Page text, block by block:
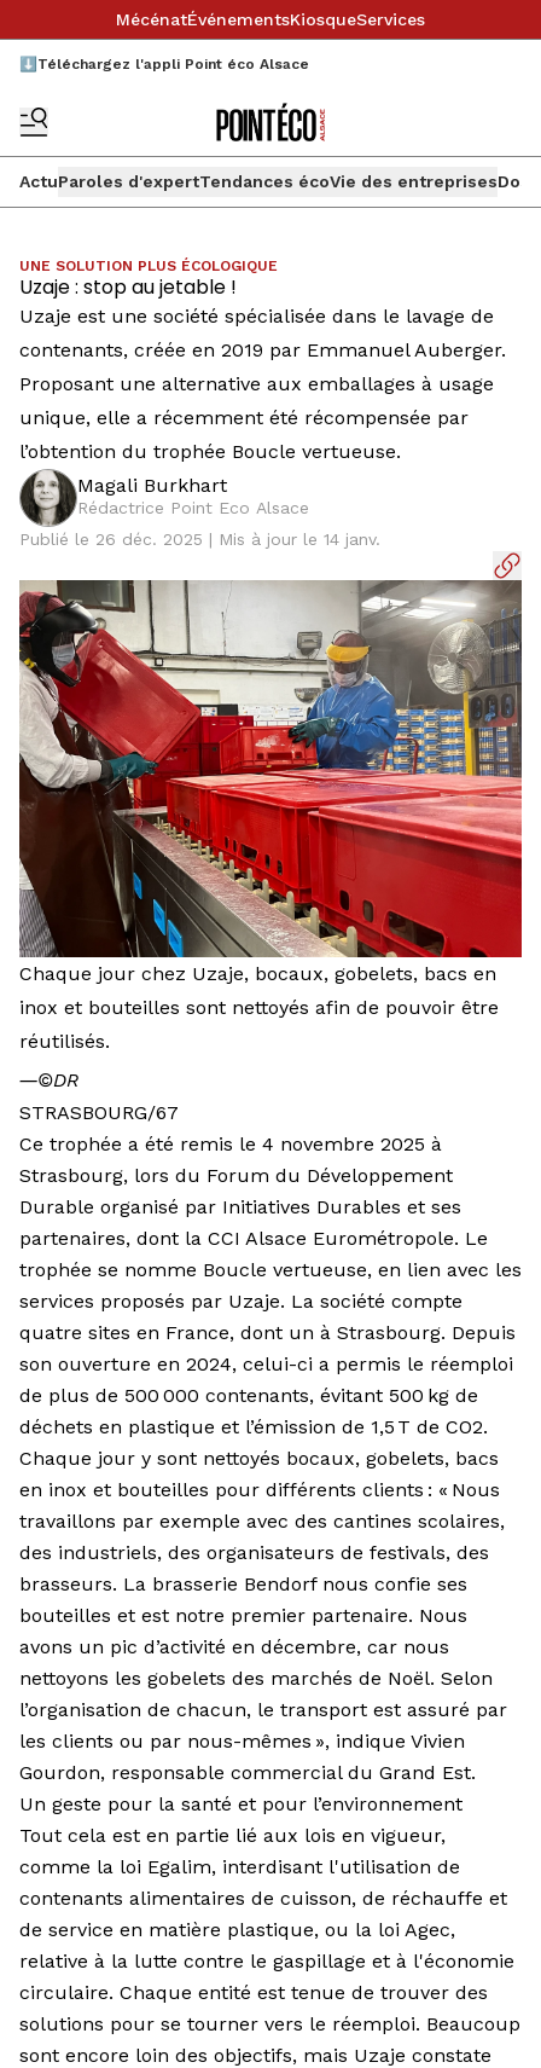
MécénatÉvénementsKiosqueServices
⬇️Téléchargez l'appli Point éco Alsace
ActuParoles d'expertTendances écoVie des entreprises
UNE SOLUTION PLUS ÉCOLOGIQUE
Uzaje : stop au jetable !
Uzaje est une société spécialisée dans le lavage de
contenants, créée en 2019 par Emmanuel Auberger.
Proposant une alternative aux emballages à usage
unique, elle a récemment été récompensée par
l’obtention du trophée Boucle vertueuse.
Magali Burkhart
Rédactrice Point Eco Alsace
Publié le 26 déc. 2025 | Mis à jour le 14 janv.
Chaque jour chez Uzaje, bocaux, gobelets, bacs en
inox et bouteilles sont nettoyés afin de pouvoir être
réutilisés.
―©DR
STRASBOURG/67
Ce trophée a été remis le 4 novembre 2025 à
Strasbourg, lors du Forum du Développement
Durable organisé par Initiatives Durables et ses
partenaires, dont la CCI Alsace Eurométropole. Le
trophée se nomme Boucle vertueuse, en lien avec les
services proposés par Uzaje. La société compte
quatre sites en France, dont un à Strasbourg. Depuis
son ouverture en 2024, celui-ci a permis le réemploi
de plus de 500 000 contenants, évitant 500 kg de
déchets en plastique et l’émission de 1,5 T de CO2.
Chaque jour y sont nettoyés bocaux, gobelets, bacs
en inox et bouteilles pour différents clients : « Nous
travaillons par exemple avec des cantines scolaires,
des industriels, des organisateurs de festivals, des
brasseurs. La brasserie Bendorf nous confie ses
bouteilles et est notre premier partenaire. Nous
avons un pic d’activité en décembre, car nous
nettoyons les gobelets des marchés de Noël. Selon
l’organisation de chacun, le transport est assuré par
les clients ou par nous-mêmes », indique Vivien
Gourdon, responsable commercial du Grand Est.
Un geste pour la santé et pour l’environnement
Tout cela est en partie lié aux lois en vigueur,
comme la loi Egalim, interdisant l'utilisation de
contenants alimentaires de cuisson, de réchauffe et
de service en matière plastique, ou la loi Agec,
relative à la lutte contre le gaspillage et à l'économie
circulaire. Chaque entité est tenue de trouver des
solutions pour se tourner vers le réemploi. Beaucoup
sont encore loin des objectifs, mais Uzaje constate